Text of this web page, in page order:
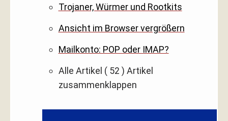
Trojaner, Würmer und Rootkits
Ansicht im Browser vergrößern
Mailkonto: POP oder IMAP?
Alle Artikel ( 52 ) Artikel
zusammenklappen